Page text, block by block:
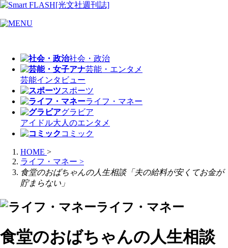
社会・政治
芸能・エンタメ
芸能インタビュー
スポーツ
ライフ・マネー
グラビア
アイドル大人のエンタメ
コミック
HOME >
ライフ・マネー >
食堂のおばちゃんの人生相談「夫の給料が安くてお金が
貯まらない」
ライフ・マネー
食堂のおばちゃんの人生相談